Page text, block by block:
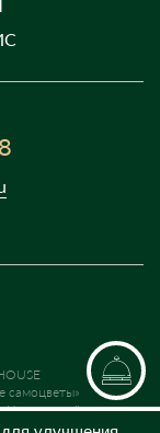
самоцветы»
Цены на сайте и в
о товаре носит